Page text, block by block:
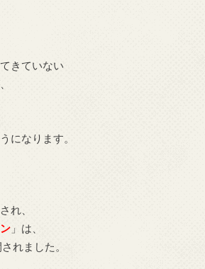
きていない
になります。
れ、
」は、
れました。